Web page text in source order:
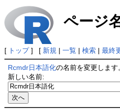
ページ
[ トップ] [ 新規 | 一覧| 検索| 最終
Rcmdr日本語化の名前を変更します
新しい名前: